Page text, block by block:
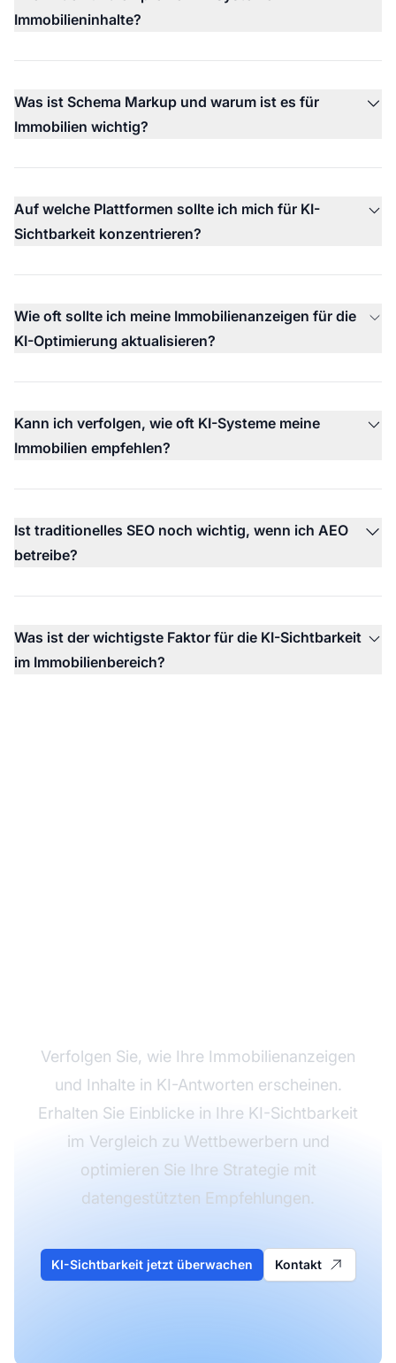
Immobilieninhalte?
Was ist Schema Markup und warum ist es für
Immobilien wichtig?
Auf welche Plattformen sollte ich mich für KI-
Sichtbarkeit konzentrieren?
Wie oft sollte ich meine Immobilienanzeigen für die
KI-Optimierung aktualisieren?
Kann ich verfolgen, wie oft KI-Systeme meine
Immobilien empfehlen?
Ist traditionelles SEO noch wichtig, wenn ich AEO
betreibe?
Was ist der wichtigste Faktor für die KI-Sichtbarkeit
im Immobilienbereich?
Verfolgen Sie, wie Ihre Immobilienanzeigen
und Inhalte in KI-Antworten erscheinen.
Erhalten Sie Einblicke in Ihre KI-Sichtbarkeit
im Vergleich zu Wettbewerbern und
optimieren Sie Ihre Strategie mit
datengestützten Empfehlungen.
KI-Sichtbarkeit jetzt überwachen Kontakt